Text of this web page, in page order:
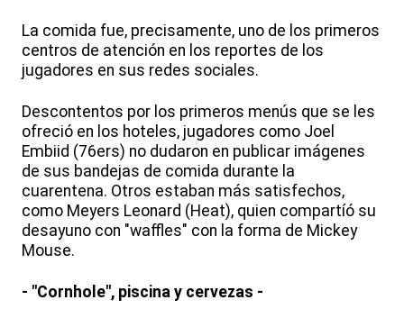
La comida fue, precisamente, uno de los primeros
centros de atención en los reportes de los
jugadores en sus redes sociales.
Descontentos por los primeros menús que se les
ofreció en los hoteles, jugadores como Joel
Embiid (76ers) no dudaron en publicar imágenes
de sus bandejas de comida durante la
cuarentena. Otros estaban más satisfechos,
como Meyers Leonard (Heat), quien compartíó su
desayuno con "waffles" con la forma de Mickey
Mouse.
- "Cornhole", piscina y cervezas -